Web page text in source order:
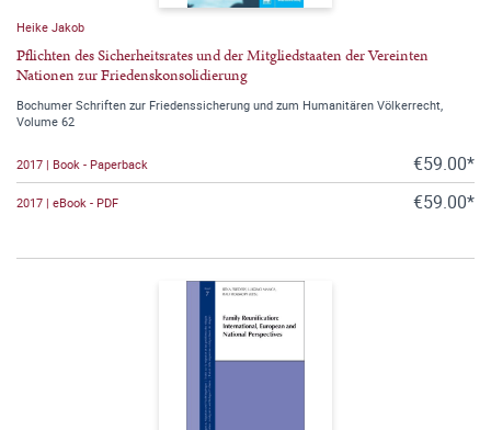
Heike Jakob
Pflichten des Sicherheitsrates und der Mitgliedstaaten der Vereinten
Nationen zur Friedenskonsolidierung
Bochumer Schriften zur Friedenssicherung und zum Humanitären Völkerrecht,
Volume 62
2017 | Book - Paperback €59.00*
2017 | eBook - PDF €59.00*